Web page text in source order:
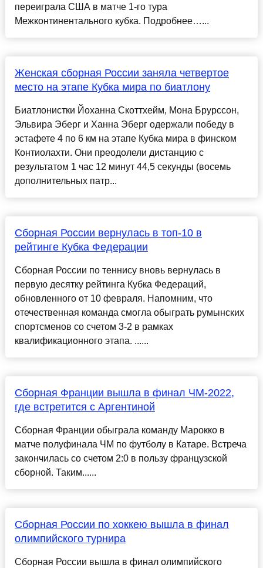
переиграла США в матче 1-го тура
Межконтинентального кубка. Подробнее…...
Женская сборная России заняла четвертое
место на этапе Кубка мира по биатлону
Биатлонистки Йоханна Скоттхейм, Мона Брурссон,
Эльвира Эберг и Ханна Эберг одержали победу в
эстафете 4 по 6 км на этапе Кубка мира в финском
Контиолахти. Они преодолели дистанцию с
результатом 1 час 12 минут 44,5 секунды (восемь
дополнительных патр...
Сборная России вернулась в топ-10 в
рейтинге Кубка Федерации
Сборная России по теннису вновь вернулась в
первую десятку рейтинга Кубка Федераций,
обновленного от 10 февраля. Напомним, что
отечественная команда смогла обыграть румынских
спортсменов со счетом 3-2 в рамках
квалификационного этапа. ......
Сборная Франции вышла в финал ЧМ-2022,
где встретится с Аргентиной
Сборная Франции обыграла команду Марокко в
матче полуфинала ЧМ по футболу в Катаре. Встреча
закончилась со счетом 2:0 в пользу французской
сборной. Таким......
Сборная России по хоккею вышла в финал
олимпийского турнира
Сборная России вышла в финал олимпийского